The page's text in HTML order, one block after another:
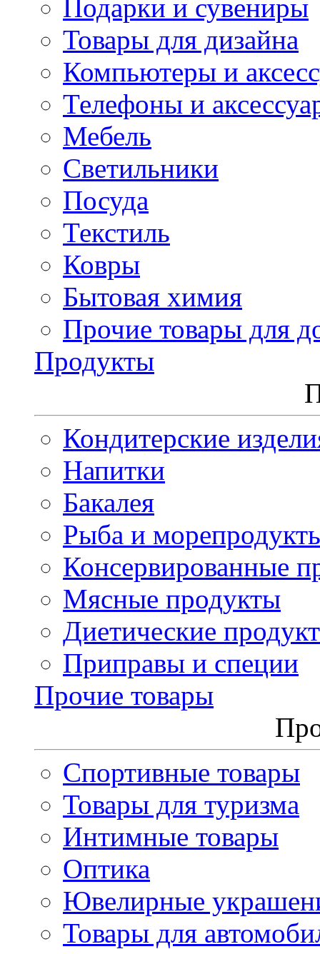
Подарки и сувениры
Товары для дизайна
Компьютеры и
Телефоны и
Мебель
Светильники
Посуда
Текстиль
Ковры
Бытовая химия
Прочие товары для
Продукты
Кондитерские
Напитки
Бакалея
Рыба и
Консервированные
Мясные продукты
Диетические
Приправы и специи
Прочие товары
Спортивные товары
Товары для туризма
Интимные товары
Оптика
Ювелирные
Товары для